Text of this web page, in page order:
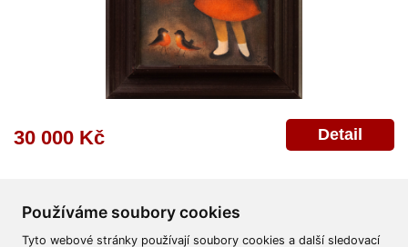
Používáme soubory cookies
Tyto webové stránky používají soubory cookies a další sledovací
30 000 Kč Detail